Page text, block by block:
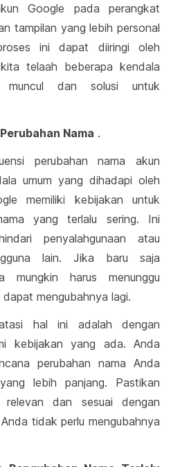
Google pada perangkat
tampilan yang lebih personal
ini dapat diiringi oleh
telaah beberapa kendala
muncul dan solusi untuk
Nama .
perubahan nama akun
umum yang dihadapi oleh
memiliki kebijakan untuk
yang terlalu sering. Ini
penyalahgunaan atau
lain. Jika baru saja
mungkin harus menunggu
mengubahnya lagi.
hal ini adalah dengan
kebijakan yang ada. Anda
perubahan nama Anda
lebih panjang. Pastikan
dan sesuai dengan
tidak perlu mengubahnya